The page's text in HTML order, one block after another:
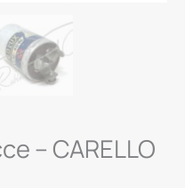
– CARELLO